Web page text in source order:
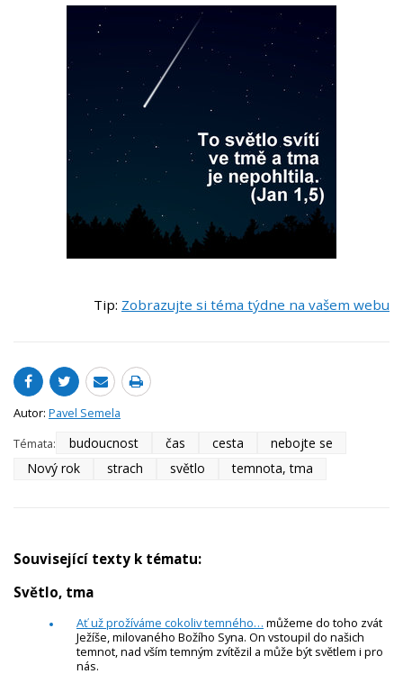
Tip: Zobrazujte si téma týdne na vašem webu
Autor: Pavel Semela
Témata:
budoucnost čas cesta
nebojte se
Nový rok
strach světlo temnota, tma
Související texty k tématu:
Světlo, tma
Ať už prožíváme cokoliv temného… můžeme do toho zvát
Ježíše, milovaného Božího Syna. On vstoupil do našich
temnot, nad vším temným zvítězil a může být světlem i pro
nás.